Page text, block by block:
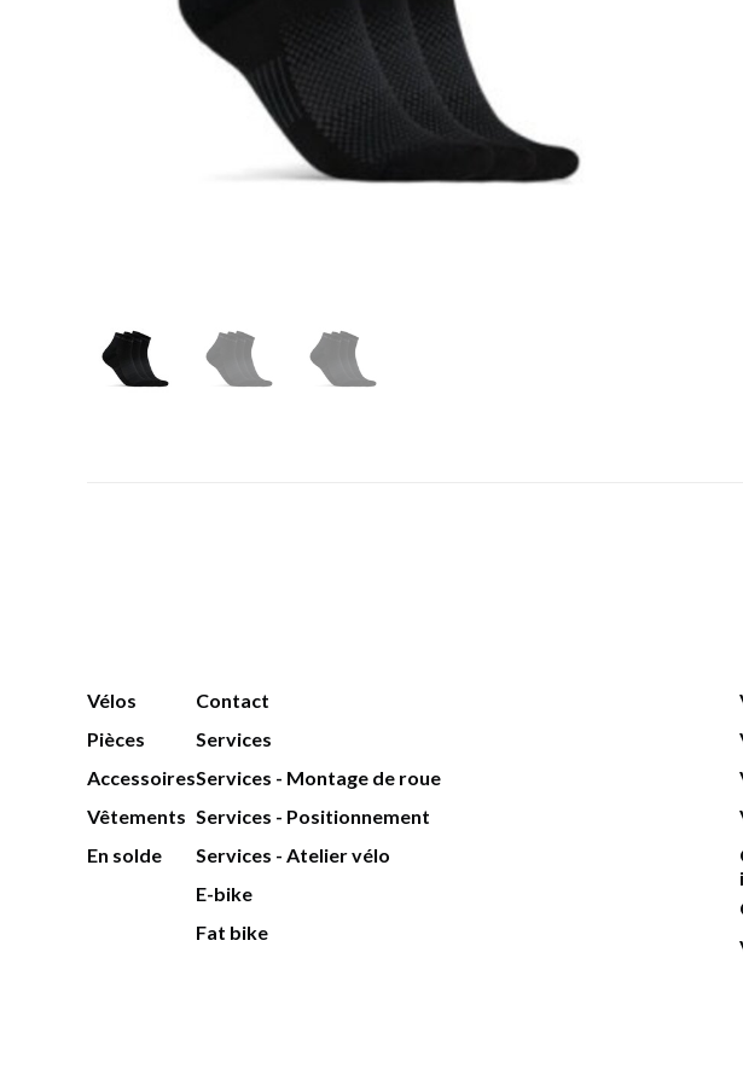
Vélos
Pièces
Accessoires
Vêtements
En solde
Contact
Services
Services - Montage de roue
Services - Positionnement
Services - Atelier vélo
E-bike
Fat bike